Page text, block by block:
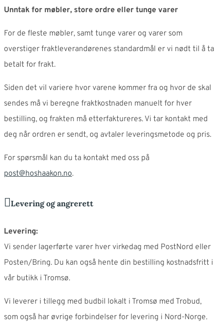
Unntak for møbler, store ordre eller tunge varer
For de fleste møbler, samt tunge varer og varer som
overstiger fraktleverandørenes standardmål er vi nødt til å ta
betalt for frakt.
Siden det vil variere hvor varene kommer fra og hvor de skal
sendes må vi beregne fraktkostnaden manuelt for hver
bestilling, og frakten må etterfaktureres. Vi tar kontakt med
deg når ordren er sendt, og avtaler leveringsmetode og pris.
For spørsmål kan du ta kontakt med oss på
post@hoshaakon.no.
Levering og angrerett
Levering:
Vi sender lagerførte varer hver virkedag med PostNord eller
Posten/Bring. Du kan også hente din bestilling kostnadsfritt i
vår butikk i Tromsø.
Vi leverer i tillegg med budbil lokalt i Tromsø med Trobud,
som også har øvrige forbindelser for levering i Nord-Norge.